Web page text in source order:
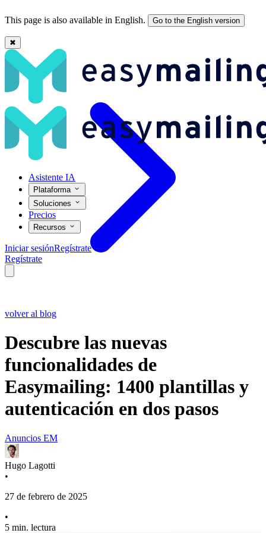
This page is also available in English. Go to the English version
✖
Asistente IA
Plataforma
Soluciones
Precios
Recursos
Iniciar sesiónRegístrate
Regístrate
Nuevas Plantillas de Email y Autenticación 2FA en Easymailing
volver al blog
Descubre las nuevas
funcionalidades de
Easymailing: 1400 plantillas y
autenticación en dos pasos
Anuncios EM
Hugo Lagotti
•
27 de febrero de 2025
•
5 min. lectura